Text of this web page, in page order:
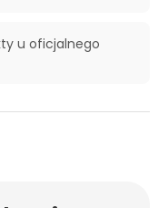
u oficjalnego